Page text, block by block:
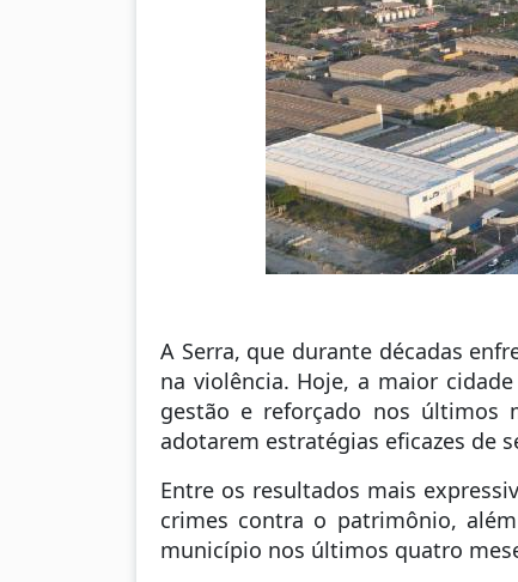
A Serra, que durante décadas
na violência. Hoje, a maior
gestão e reforçado nos últimos
adotarem estratégias eficazes de
Entre os resultados mais
crimes contra o patrimônio,
município nos últimos quatro